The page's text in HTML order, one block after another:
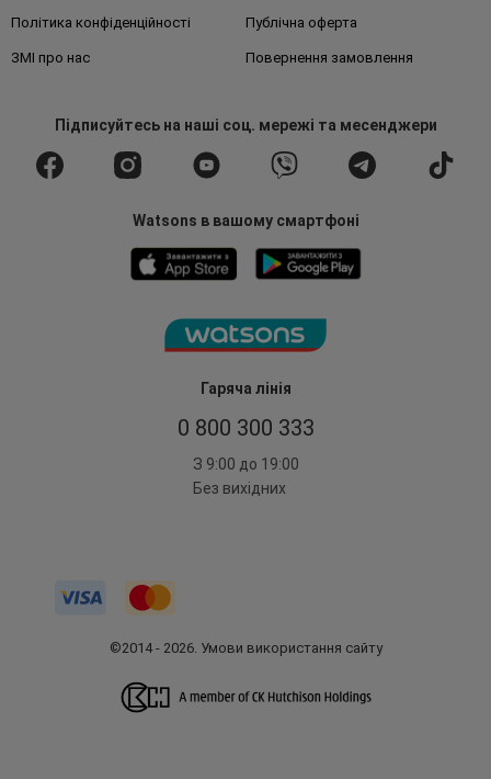
Гаряча лінія
0 800 300 333
З 9:00 до 19:00
Без вихідних
Політика конфіденційності Публічна оферта
ЗМІ про нас Повернення замовлення
Підписуйтесьна наші соц. мережі та месенджери
Watsons в вашому смартфоні
©2014 - 2026. Умови використання сайту